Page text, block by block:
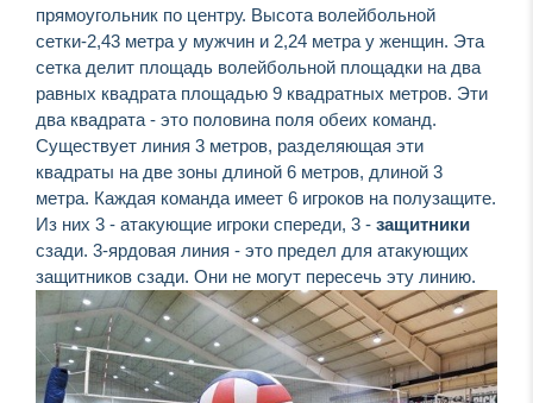
прямоугольник по центру. Высота волейбольной
сетки-2,43 метра у мужчин и 2,24 метра у женщин. Эта
сетка делит площадь волейбольной площадки на два
равных квадрата площадью 9 квадратных метров. Эти
два квадрата - это половина поля обеих команд.
Существует линия 3 метров, разделяющая эти
квадраты на две зоны длиной 6 метров, длиной 3
метра. Каждая команда имеет 6 игроков на полузащите.
Из них 3 - атакующие игроки спереди, 3 - защитники
сзади. 3-ярдовая линия - это предел для атакующих
защитников сзади. Они не могут пересечь эту линию.